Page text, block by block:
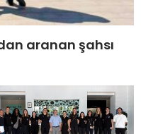
aranan şahsı